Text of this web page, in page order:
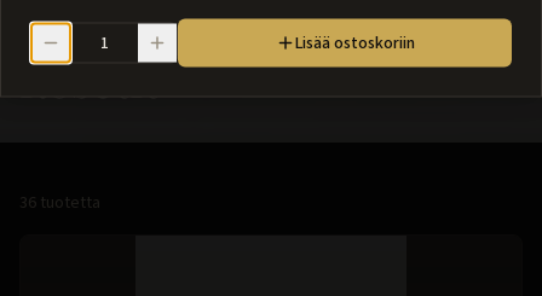
Rosetit
36 tuotetta
Lisää ostoskoriin